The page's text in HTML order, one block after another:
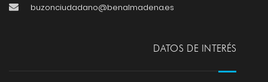
buzonciudadano@benalmadena.es
DATOS DE INTERÉS